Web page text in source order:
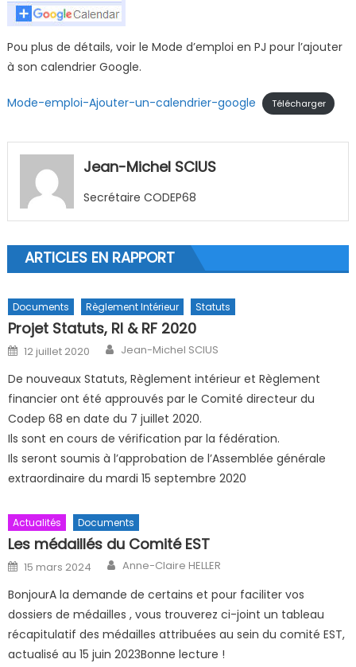
Pou plus de détails, voir le Mode d’emploi en PJ pour l’ajouter
à son calendrier Google.
Mode-emploi-Ajouter-un-calendrier-google Télécharger
Jean-Michel SCIUS
Secrétaire CODEP68
ARTICLES EN RAPPORT
Documents Règlement Intérieur Statuts
Projet Statuts, RI & RF 2020
Posted on
12 juillet 2020 Author
Jean-Michel SCIUS
De nouveaux Statuts, Règlement intérieur et Règlement
financier ont été approuvés par le Comité directeur du
Codep 68 en date du 7 juillet 2020.
Ils sont en cours de vérification par la fédération.
Ils seront soumis à l’approbation de l’Assemblée générale
extraordinaire du mardi 15 septembre 2020
Actualités Documents
Les médaillés du Comité EST
Posted on
15 mars 2024 Author
Anne-Claire HELLER
BonjourA la demande de certains et pour faciliter vos
dossiers de médailles , vous trouverez ci-joint un tableau
récapitulatif des médailles attribuées au sein du comité EST,
actualisé au 15 juin 2023Bonne lecture !